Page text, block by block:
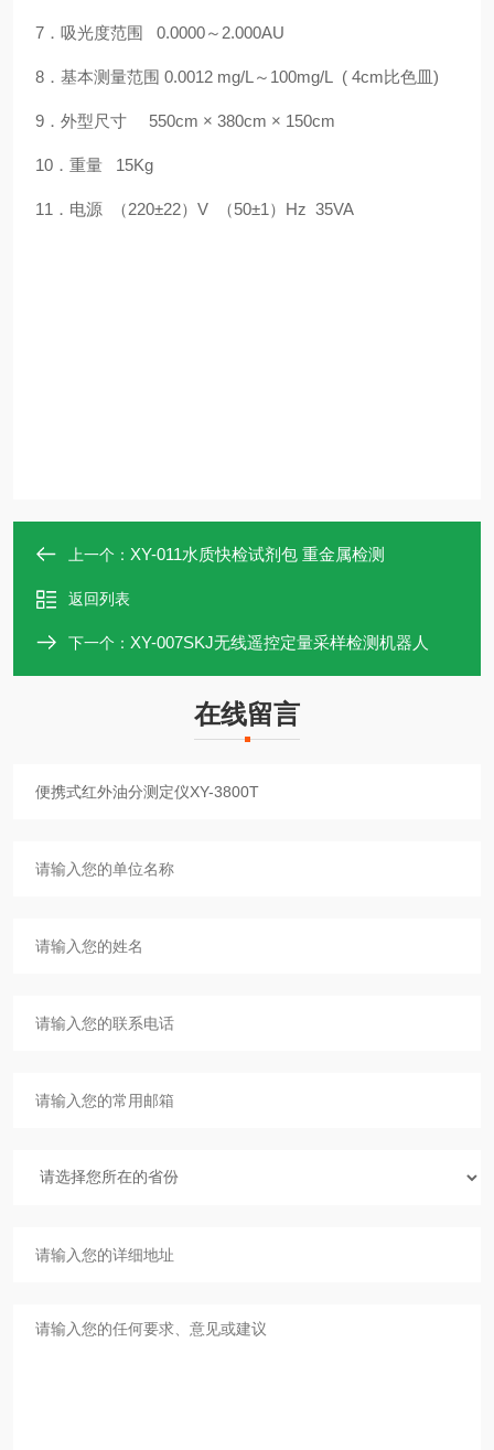
7 ．吸光度范围 0.0000～ 2.000AU
8 ．基本测量范围 0.0012 mg/L ～ 100mg/L ( 4cm比色皿)
9 ．外型尺寸 550cm × 380cm × 150cm
10 ．重量 15Kg
11 ．电源 （220±22） V （50±1 ） Hz 35VA
上一个： XY-011水质快检试剂包 重金属检测
返回列表
下一个： XY-007SKJ无线遥控定量采样检测机器人
在线留言